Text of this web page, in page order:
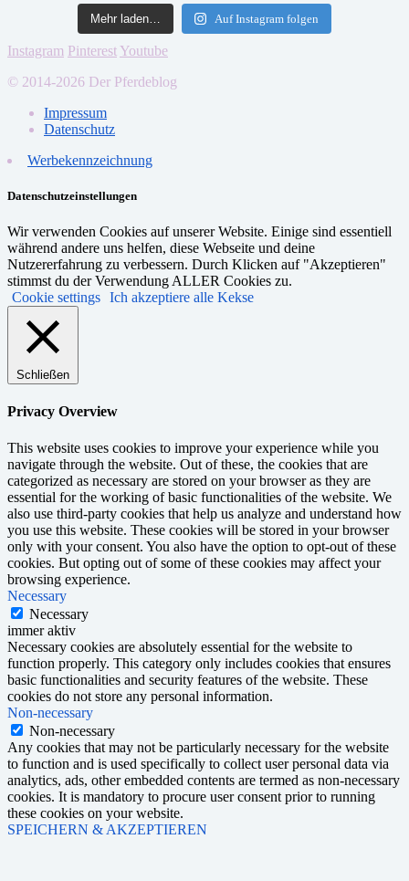
Mehr laden… Auf Instagram folgen
Instagram PinterestYoutube
© 2014-2026 Der Pferdeblog
Impressum
Datenschutz
Werbekennzeichnung
Datenschutzeinstellungen
Wir verwenden Cookies auf unserer Website. Einige sind essentiell
während andere uns helfen, diese Webseite und deine
Nutzererfahrung zu verbessern. Durch Klicken auf "Akzeptieren"
stimmst du der Verwendung ALLER Cookies zu.
Cookie settings Ich akzeptiere alle Kekse
Schließen
Privacy Overview
This website uses cookies to improve your experience while you
navigate through the website. Out of these, the cookies that are
categorized as necessary are stored on your browser as they are
essential for the working of basic functionalities of the website. We
also use third-party cookies that help us analyze and understand how
you use this website. These cookies will be stored in your browser
only with your consent. You also have the option to opt-out of these
cookies. But opting out of some of these cookies may affect your
browsing experience.
Necessary
Necessary
immer aktiv
Necessary cookies are absolutely essential for the website to
function properly. This category only includes cookies that ensures
basic functionalities and security features of the website. These
cookies do not store any personal information.
Non-necessary
Non-necessary
Any cookies that may not be particularly necessary for the website
to function and is used specifically to collect user personal data via
analytics, ads, other embedded contents are termed as non-necessary
cookies. It is mandatory to procure user consent prior to running
these cookies on your website.
SPEICHERN & AKZEPTIEREN